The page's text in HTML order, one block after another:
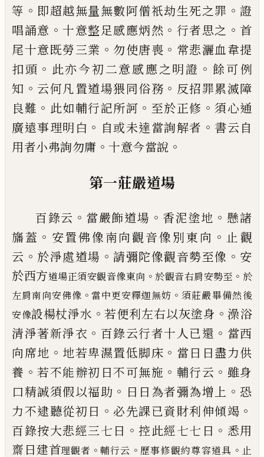
等 。 即超越無量無數阿僧祇劫生死之罪 。 證
唱誦意 。 十意整足感應炳然 。 行者思之 。 首
尾十意既勞三業 。 勿使唐喪 。 常悲灑血韋提
扣頭 。 此亦今初二意感應之明證 。 餘可例
知 。 云何凡置道場猥同俗務 。 反招罪累滅障
良難 。 此如輔行記所訶 。 至於正修 。 須心通
廣遠事理明白 。 自或未達當詢解者 。 書云 自
用者小弗詢勿庸 。 十意今當說 。
第一莊嚴道場
百錄云 。 當嚴飾道場 。 香泥塗地 。 懸諸
旛蓋 。 安置佛像南向觀音像別東向 。 止觀
云 。 於淨處道場 。 請彌陀像觀音勢至像 。 安
於西方道場正須安觀音像東向 。 於觀音右肩安勢至 。 於
左肩南向安佛像 。 當中更安釋迦無妨 。 須莊嚴畢備然後
安像設楊杖淨水 。 若便利左右以灰塗身 。 澡浴
清淨著新淨衣 。 百錄云行者十人已還 。 當西
向席地 。 地若卑濕置低脚床 。 當日日盡力供
養 。 若不能辦初日不可無施 。 輔行云 。 雖身
口精誠須假以福助 。 日日為者彌為增上 。 恐
力不逮聽從初日 。 必先課已資財利伸傾竭 。
百錄按大悲經三七日 。 控此經七七日 。 悉用
齋日建首理觀者 。 輔行云 。 歷事修觀約尊容道具 。 止